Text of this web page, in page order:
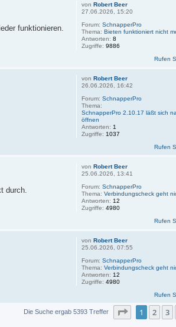
von Robert Beer
27.06.2026, 15:20
Forum: SchnapperPro
Thema: Bieten funktioniert nicht
Antworten: 8
Zugriffe: 9886
funktionieren.
Rufen
von Robert Beer
26.06.2026, 16:42
Forum: SchnapperPro
Thema:
SchnapperPro 2.10.17 läßt sich
öffnen
Antworten: 1
Zugriffe: 1037
Rufen
von Robert Beer
25.06.2026, 13:41
Forum: SchnapperPro
Thema: Verbindungscheck geht
Antworten: 12
Zugriffe: 4980
durch.
Rufen
von Robert Beer
25.06.2026, 07:55
Forum: SchnapperPro
Thema: Verbindungscheck geht
Antworten: 12
Zugriffe: 4980
Rufen
Die Suche ergab 5393 Treffer Seite von
1 2 3